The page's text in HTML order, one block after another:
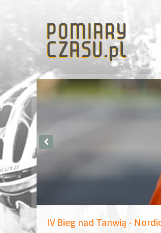
IV Bieg nad Tanwią -